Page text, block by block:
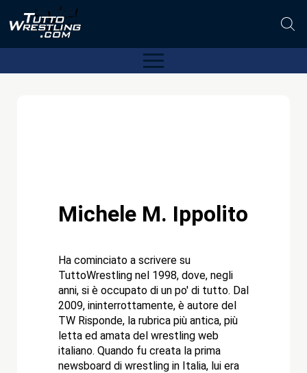
Michele M. Ippolito
Ha cominciato a scrivere su
TuttoWrestling nel 1998, dove, negli
anni, si è occupato di un po' di tutto. Dal
2009, ininterrottamente, è autore del
TW Risponde, la rubrica più antica, più
letta ed amata del wrestling web
italiano. Quando fu creata la prima
newsboard di wrestling in Italia, lui era